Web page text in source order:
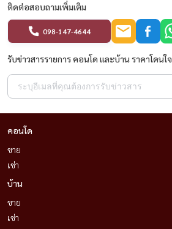
ติดต่อสอบถามเพิ่มเติม
098-147-4644
รับข่าวสารรายการ คอนโด และบ้าน ราคาโดนใจ
คอนโด
ขาย
เช่า
บ้าน
ขาย
เช่า